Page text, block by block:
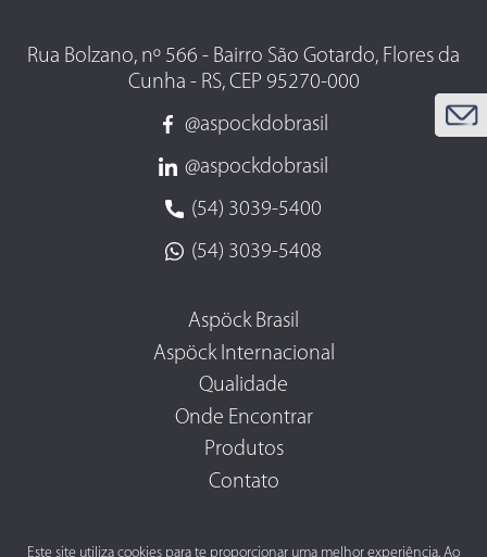
Este site utiliza cookies para te proporcionar uma melhor experiência. Ao
Rua Bolzano, nº 566 - Bairro São Gotardo, Flores da
Cunha - RS, CEP 95270-000
@aspockdobrasil
@aspockdobrasil
(54) 3039-5400
(54) 3039-5408
Aspöck Brasil
Aspöck Internacional
Qualidade
Onde Encontrar
Produtos
Contato